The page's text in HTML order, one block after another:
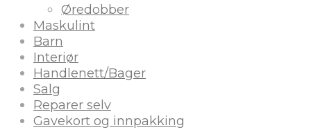
Øredobber
Maskulint
Barn
Interiør
Handlenett/Bager
Salg
Reparer selv
Gavekort og innpakking